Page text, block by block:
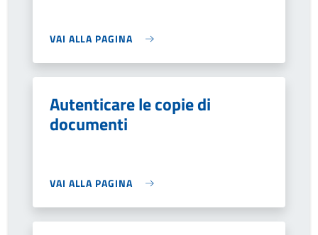
VAI ALLA PAGINA
Autenticare le copie di
documenti
VAI ALLA PAGINA